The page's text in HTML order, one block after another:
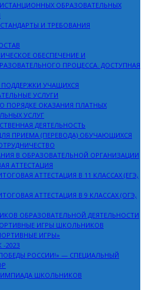
ОБРАЗОВАТЕЛЬНЫХ
И ТРЕБОВАНИЯ
ОБЕСПЕЧЕНИЕ И
ПРОЦЕССА. ДОСТУПНАЯ
УЧАЩИХСЯ
УСЛУГИ
ПОРЯДКЕ ОКАЗАНИЯ ПЛАТНЫХ
УСЛУГ
ДЕЯТЕЛЬНОСТЬ
ПРИЕМА (ПЕРЕВОДА) ОБУЧАЮЩИХСЯ
В ОБРАЗОВАТЕЛЬНОЙ ОРГАНИЗАЦИИ
АТТЕСТАЦИЯ
АТТЕСТАЦИЯ В 11 КЛАССАХ (ЕГЭ,
АТТЕСТАЦИЯ В 9 КЛАССАХ (ОГЭ,
ОБРАЗОВАТЕЛЬНОЙ ДЕЯТЕЛЬНОСТИ
ИГРЫ ШКОЛЬНИКОВ
ИГРЫ»
2023
РОССИИ!» — СПЕЦИАЛЬНЫЙ
ШКОЛЬНИКОВ